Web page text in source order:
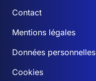
Contact
Mentions légales
Données personnelles
Cookies